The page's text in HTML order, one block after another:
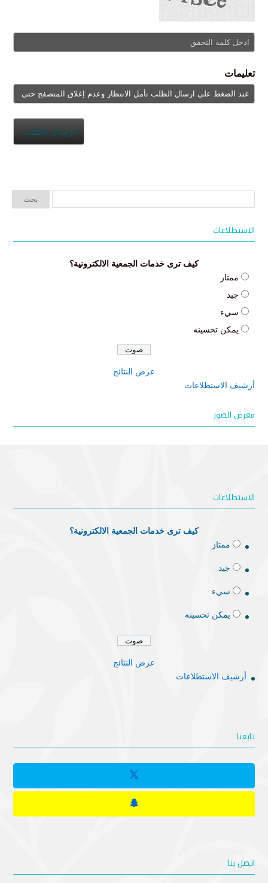
تعليمات
الاستطلاعات
كيف ترى خدمات الجمعية الالكترونية؟
ممتاز
جيد
سيء
يمكن تحسينه
عرض النتائج
أرشيف الاستطلاعات
معرض الصور
الاستطلاعات
كيف ترى خدمات الجمعية الالكترونية؟
ممتاز
جيد
سيء
يمكن تحسينه
عرض النتائج
أرشيف الاستطلاعات
تابعنا
اتصل بنا